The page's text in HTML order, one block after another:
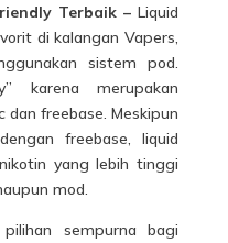
Terbaik –Liquid
di kalangan Vapers,
sistem pod.
karena merupakan
freebase. Meskipun
freebase, liquid
yang lebih tinggi
mod.
sempurna bagi